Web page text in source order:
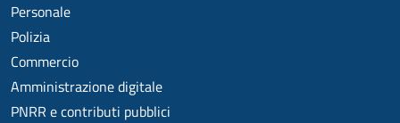
Personale
Polizia
Commercio
Amministrazione digitale
PNRR e contributi pubblici